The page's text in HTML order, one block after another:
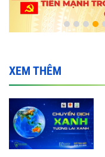
XEM THÊM